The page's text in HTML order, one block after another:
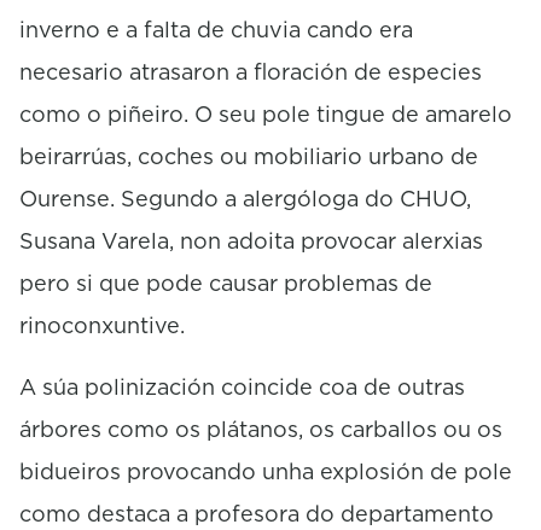
e
,
s
c
o
n
d
inverno e a falta de chuvia cando era
necesario atrasaron a floración de especies
como o piñeiro. O seu pole tingue de amarelo
beirarrúas, coches ou mobiliario urbano de
Ourense. Segundo a alergóloga do CHUO,
Susana Varela, non adoita provocar alerxias
pero si que pode causar problemas de
rinoconxuntive.
A súa polinización coincide coa de outras
árbores como os plátanos, os carballos ou os
bidueiros provocando unha explosión de pole
como destaca a profesora do departamento